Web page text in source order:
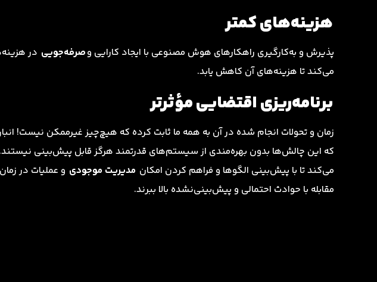
هزینه‌های کمتر
پذیرش و به‌کارگیری راهکارهای هوش مصنوعی با ایجاد کارایی وصرفه‌جویی در
می‌کند تا هزینه‌های آن کاهش یابد.
برنامه‌ریزی اقتضایی مؤثرتر
زمان و تحولات انجام شده در آن به همه ما ثابت کرده که هیچ‌چیز غیرممکن نیست!
که این چالش‌ها بدون بهره‌مندی از سیستم‌های قدرتمند هرگز قابل پیش‌بینی
می‌کند تا با پیش‌بینی الگوها و فراهم کردن امکان مدیریت موجودی و عملیات در
مقابله با حوادث احتمالی و پیش‌بینی‌نشده بالا ببرند.